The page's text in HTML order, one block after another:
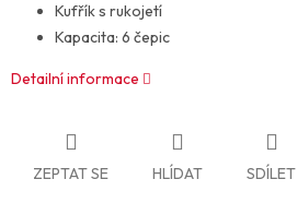
Kufřík s rukojetí
Kapacita: 6 čepic
Detailní informace
ZEPTAT SE HLÍDAT SDÍLET